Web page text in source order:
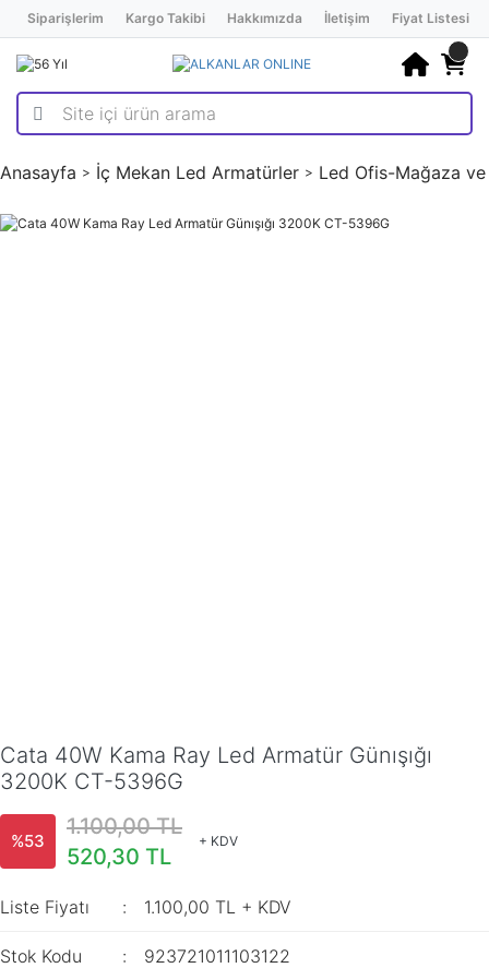
Siparişlerim Kargo Takibi Hakkımızda İletişim Fiyat Listesi
Anasayfa İç Mekan Led Armatürler Led Ofis-Mağaza
Cata 40W Kama Ray Led Armatür Günışığı
3200K CT-5396G
%53
1.100,00 TL
520,30 TL
+ KDV
Liste Fiyatı 1.100,00 TL + KDV
Stok Kodu 923721011103122